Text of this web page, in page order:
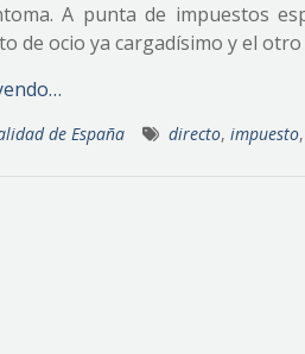
A punta de impuestos
de ocio ya cargadísimo y el
de España directo, impuesto,